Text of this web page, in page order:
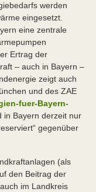
werden
eingesetzt.
eine zentrale
Ertrag der
– auch in Bayern –
zeigt auch
und des ZAE
fuer-Bayern-
in Bayern derzeit nur
gegenüber
(als
den Beitrag der
im Landkreis